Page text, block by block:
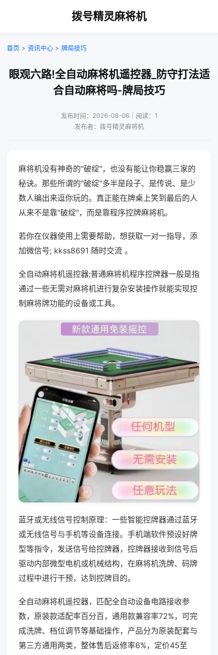
拨号精灵麻将机
首页 > 资讯中心 > 牌局技巧
眼观六路!全自动麻将机遥控器_防守打法适
合自动麻将吗-牌局技巧
发布时间：2026-08-06｜阅读：1
发布者：拨号精灵麻将机
麻将机没有神奇的"破绽"，也没有能让你稳赢三家的
秘诀。那些所谓的"破绽"多半是段子、是传说、是少
数人编出来逗你玩的。真正能在牌桌上笑到最后的人
从来不是靠"破绽"，而是靠程序控牌麻将机。
若你在仪器使用上需要帮助，想获取一对一指导，添
加微信号; kkss8691 随时交流 。
全自动麻将机遥控器;普通麻将机程序控牌器一般是指
通过一些无需对麻将机进行复杂安装操作就能实现控
制麻将牌功能的设备或工具。
蓝牙或无线信号控制原理：一些智能控牌器通过蓝牙
或无线信号与手机等设备连接。手机端软件预设好牌
型等指令，发送信号给控牌器，控牌器接收到信号后
驱动内部微型电机或机械结构，在麻将机洗牌、码牌
过程中进行干预，达到控牌目的。
全自动麻将机遥控器，匹配全自动设备电路接收参
数，原装款适配率百分百，通用款兼容率72%，可完
成洗牌、档位调节等基础操作，产品分为原装配套与
第三方通用两类，整体售后返修率6%，定价45至